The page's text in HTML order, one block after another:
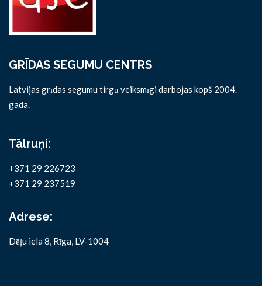
GRĪDAS SEGUMU CENTRS
Latvijas grīdas segumu tirgū veiksmīgi darbojas kopš 2004.
gada.
Tālruņi:
+371 29 226723
+371 29 237519
Adrese:
Dēļu iela 8, Rīga, LV-1004